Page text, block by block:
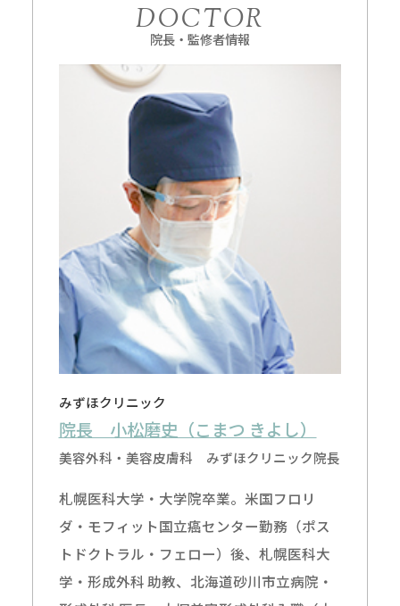
DOCTOR
院長・監修者情報
みずほクリニック
院長 小松磨史（こまつ きよし）
美容外科・美容皮膚科 みずほクリニック院長
札幌医科大学・大学院卒業。米国フロリ
ダ・モフィット国立癌センター勤務（ポス
トドクトラル・フェロー）後、札幌医科大
学・形成外科 助教、北海道砂川市立病院・